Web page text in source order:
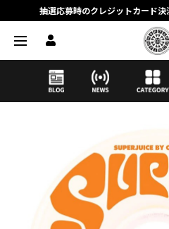
抽選応募時のクレジットカード
【応募前に必ずお読みください
MORTAR ONLINE